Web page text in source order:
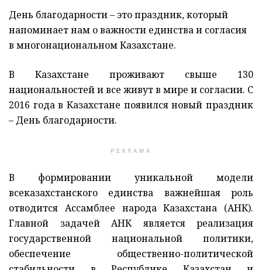
День благодарности – это праздник, который
напоминает нам о важности единства и согласия
в многонациональном Казахстане.
В Казахстане проживают свыше 130
национальностей и все живут в мире и согласии. С
2016 года в Казахстане появился новый праздник
– День благодарности.
РЕКЛАМА
В формировании уникальной модели
всеказахстанского единства важнейшая роль
отводится Ассамблее народа Казахстана (АНК).
Главной задачей АНК является реализация
государственной национальной политики,
обеспечение общественно-политической